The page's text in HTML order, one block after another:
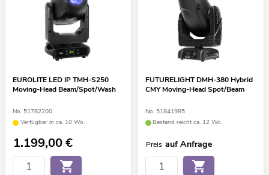
EUROLITE LED IP TMH-S250
Moving-Head Beam/Spot/Wash
No. 51782200
Verfügbar in ca. 10 Wo.
1.199,00€
FUTURELIGHT DMH-380 Hybrid
CMY Moving-Head Spot/Beam
No. 51841985
Bestand reicht ca. 12 Wo.
Preis auf Anfrage